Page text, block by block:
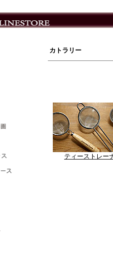
カトラリー
ティーストレー